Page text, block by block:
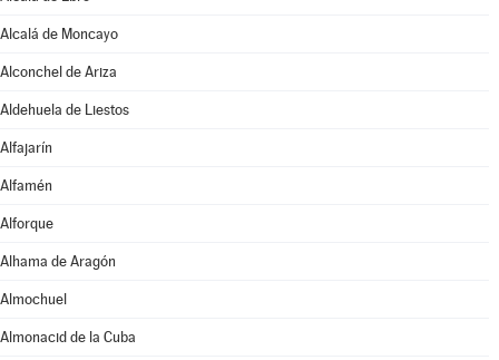
Alcalá de Moncayo
Alconchel de Ariza
Aldehuela de Liestos
Alfajarín
Alfamén
Alforque
Alhama de Aragón
Almochuel
Almonacid de la Cuba